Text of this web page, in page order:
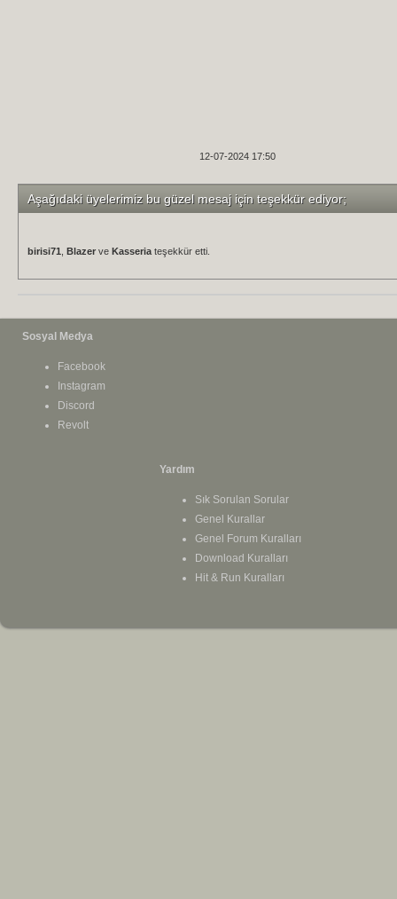
12-07-2024 17:50
Aşağıdaki üyelerimiz bu güzel mesaj için teşekkür ediyor;
birisi71 Blazer ve Kasseria teşekkür etti.
Sosyal Medya
Facebook
Instagram
Discord
Revolt
Yardım
Sık Sorulan Sorular
Genel Kurallar
Genel Forum Kuralları
Download Kuralları
Hit & Run Kuralları